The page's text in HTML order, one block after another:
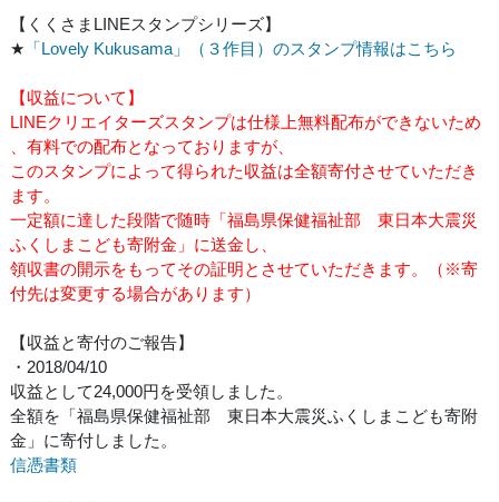
【くくさまLINEスタンプシリーズ】
★ 「Lovely Kukusama」（３作目）のスタンプ情報はこちら
【収益について】
LINEクリエイターズスタンプは仕様上無料配布ができないため
、有料での配布となっておりますが、
このスタンプによって得られた収益は全額寄付させていただき
ます。
一定額に達した段階で随時「福島県保健福祉部 東日本大震災
ふくしまこども寄附金」に送金し、
領収書の開示をもってその証明とさせていただきます。（※寄
付先は変更する場合があります）
【収益と寄付のご報告】
・2018/04/10
収益として24,000円を受領しました。
全額を「福島県保健福祉部 東日本大震災ふくしまこども寄附
金」に寄付しました。
信憑書類